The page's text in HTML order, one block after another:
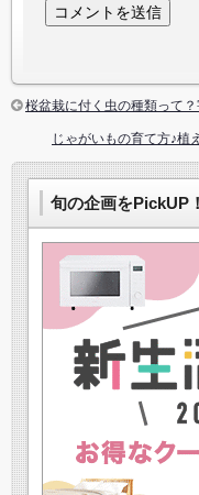
桜盆栽に付く虫の種類って
じゃがいもの育て方♪植
旬の企画をPickUP！